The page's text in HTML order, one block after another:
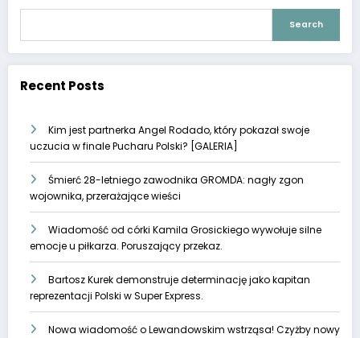
Search
Recent Posts
Kim jest partnerka Angel Rodado, który pokazał swoje
uczucia w finale Pucharu Polski? [GALERIA]
Śmierć 28-letniego zawodnika GROMDA: nagły zgon
wojownika, przerażające wieści
Wiadomość od córki Kamila Grosickiego wywołuje silne
emocje u piłkarza. Poruszający przekaz.
Bartosz Kurek demonstruje determinację jako kapitan
reprezentacji Polski w Super Express.
Nowa wiadomość o Lewandowskim wstrząsa! Czyżby nowy